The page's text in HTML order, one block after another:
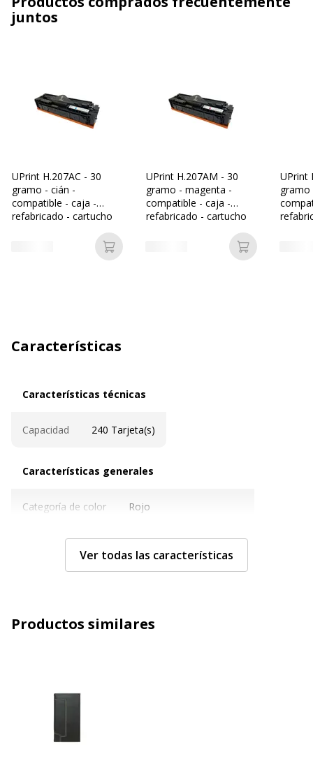
juntos
UPrint H.207AC - 30
gramo - cián -
compatible - caja -
refabricado - cartucho
Añadir a la cesta
UPrint H.207AM - 30
gramo - magenta -
compatible - caja -
refabricado - cartucho
Añadir a la
UPrint
gramo
Características
Características técnicas
Capacidad 240 Tarjeta(s)
Características generales
Categoría de color Rojo
Cantidad incluida 1
Datos de identificación
Ver todas las características
Productos similares